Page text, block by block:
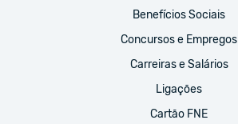
Benefícios Sociais
Concursos e Empregos
Carreiras e Salários
Ligações
Cartão FNE